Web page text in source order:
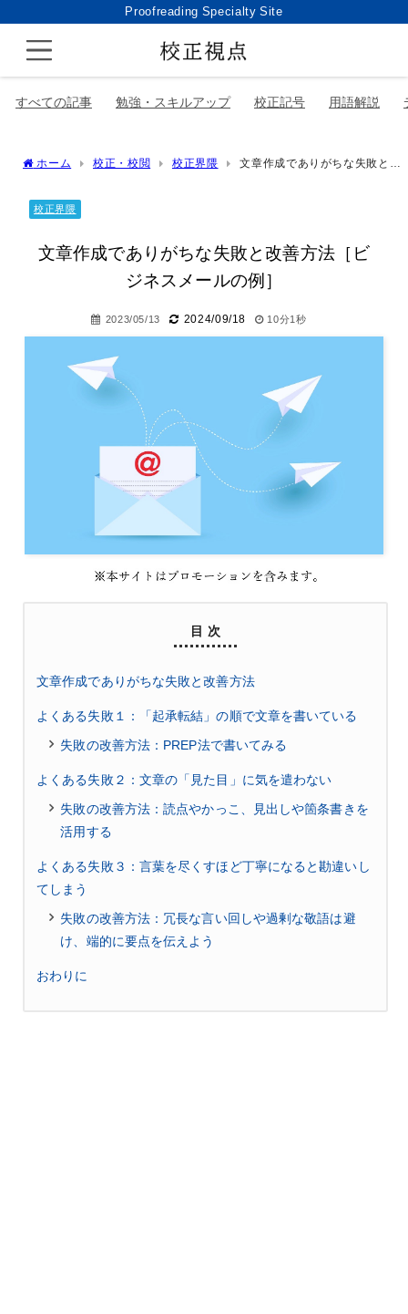
Proofreading Specialty Site
すべての記事 勉強・スキルアップ 校正記号 用語解説
ホーム 校正・校閲 校正界隈
文章作成でありがちな失敗と改
校正界隈
文章作成でありがちな失敗と改善方法［ビ
ジネスメールの例］
2023/05/13 2024/09/18 10分1秒
目 次
文章作成でありがちな失敗と改善方法
よくある失敗１：「起承転結」の順で文章を書いている
失敗の改善方法：PREP法で書いてみる
よくある失敗２：文章の「見た目」に気を遣わない
失敗の改善方法：読点やかっこ、見出しや箇条書きを
活用する
よくある失敗３：言葉を尽くすほど丁寧になると勘違いし
てしまう
失敗の改善方法：冗長な言い回しや過剰な敬語は避
け、端的に要点を伝えよう
おわりに